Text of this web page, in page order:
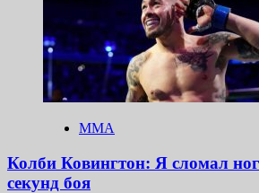
ММА
Колби Ковингтон: Я сломал
секунд боя